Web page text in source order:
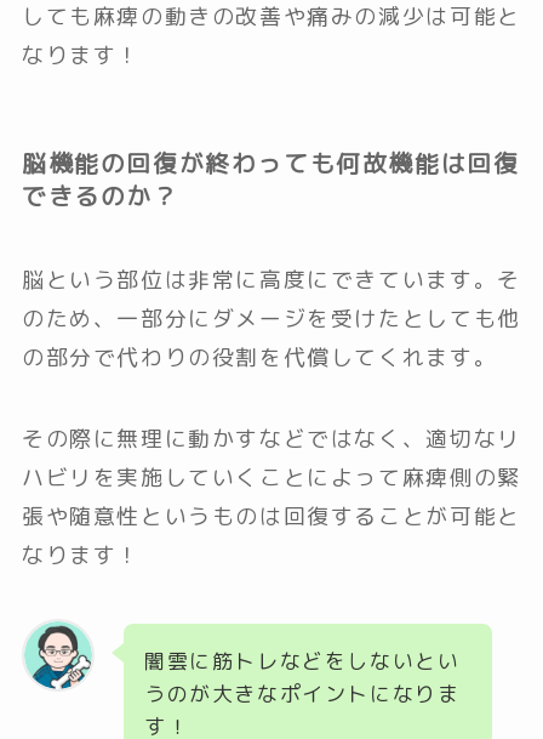
しても麻痺の動きの改善や痛みの減少は可能と
なります！
脳機能の回復が終わっても何故機能は回復
できるのか？
脳という部位は非常に高度にできています。そ
のため、一部分にダメージを受けたとしても他
の部分で代わりの役割を代償してくれます。
その際に無理に動かすなどではなく、適切なリ
ハビリを実施していくことによって麻痺側の緊
張や随意性というものは回復することが可能と
なります！
闇雲に筋トレなどをしないとい
うのが大きなポイントになりま
す！